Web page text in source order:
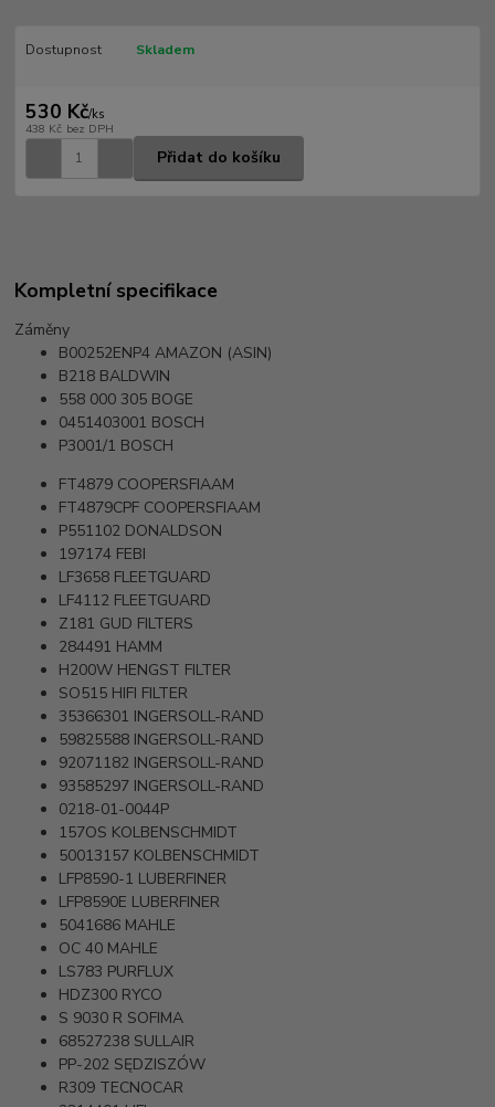
Dostupnost Skladem
530 Kč/ks
438 Kč bez DPH
Přidat do košíku
Kompletní specifikace
Záměny
B00252ENP4 AMAZON (ASIN)
B218 BALDWIN
558 000 305 BOGE
0451403001 BOSCH
P3001/1 BOSCH
FT4879 COOPERSFIAAM
FT4879CPF COOPERSFIAAM
P551102 DONALDSON
197174 FEBI
LF3658 FLEETGUARD
LF4112 FLEETGUARD
Z181 GUD FILTERS
284491 HAMM
H200W HENGST FILTER
SO515 HIFI FILTER
35366301 INGERSOLL-RAND
59825588 INGERSOLL-RAND
92071182 INGERSOLL-RAND
93585297 INGERSOLL-RAND
0218-01-0044P
157OS KOLBENSCHMIDT
50013157 KOLBENSCHMIDT
LFP8590-1 LUBERFINER
LFP8590E LUBERFINER
5041686 MAHLE
OC 40 MAHLE
LS783 PURFLUX
HDZ300 RYCO
S 9030 R SOFIMA
68527238 SULLAIR
PP-202 SĘDZISZÓW
R309 TECNOCAR